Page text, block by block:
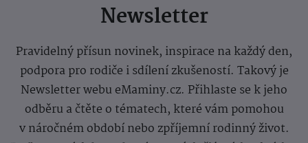
Newsletter
Pravidelný přísun novinek, inspirace na každý den,
podpora pro rodiče i sdílení zkušeností. Takový je
Newsletter webu eMaminy.cz. Přihlaste se k jeho
odběru a čtěte o tématech, které vám pomohou
v náročném období nebo zpříjemní rodinný život.